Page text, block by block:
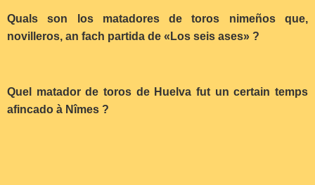
Quals son los matadores de toros nimeños que,
novilleros, an fach partida de «Los seis ases» ?
Quel matador de toros de Huelva fut un certain temps
afincado à Nîmes ?